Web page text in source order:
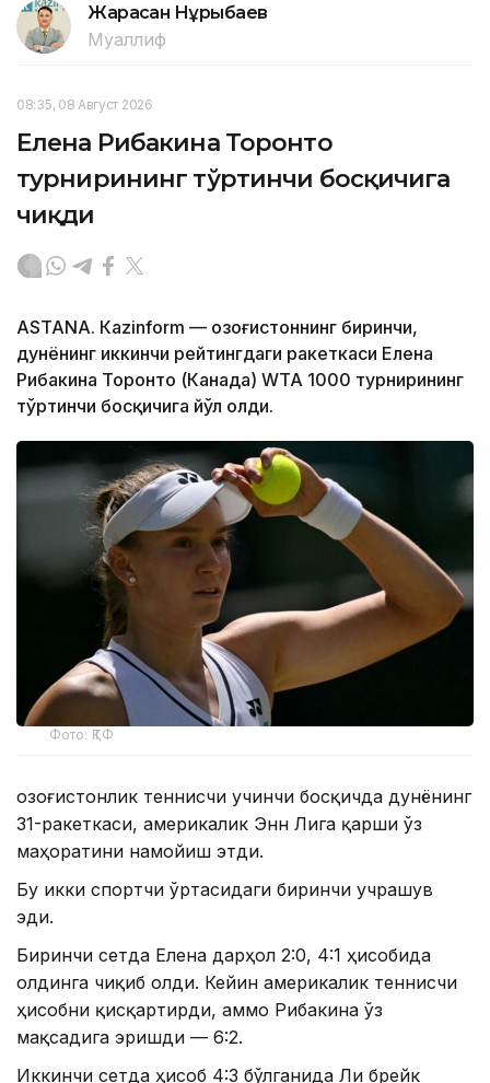
Жарасқан Нұрыбаев
Муаллиф
08:35, 08 Август 2026
Елена Рибакина Торонто
турнирининг тўртинчи босқичига
чиқди
ASTANА. Кazinform — Қозоғистоннинг биринчи,
дунёнинг иккинчи рейтингдаги ракеткаси Елена
Рибакина Торонто (Канада) WТА 1000 турнирининг
тўртинчи босқичига йўл олди.
Фото: ҚТФ
Қозоғистонлик теннисчи учинчи босқичда дунёнинг
31-ракеткаси, америкалик Энн Лига қарши ўз
маҳоратини намойиш этди.
Бу икки спортчи ўртасидаги биринчи учрашув
эди.
Биринчи сетда Елена дарҳол 2:0, 4:1 ҳисобида
олдинга чиқиб олди. Кейин америкалик теннисчи
ҳисобни қисқартирди, аммо Рибакина ўз
мақсадига эришди — 6:2.
Иккинчи сетда ҳисоб 4:3 бўлганида Ли брейк